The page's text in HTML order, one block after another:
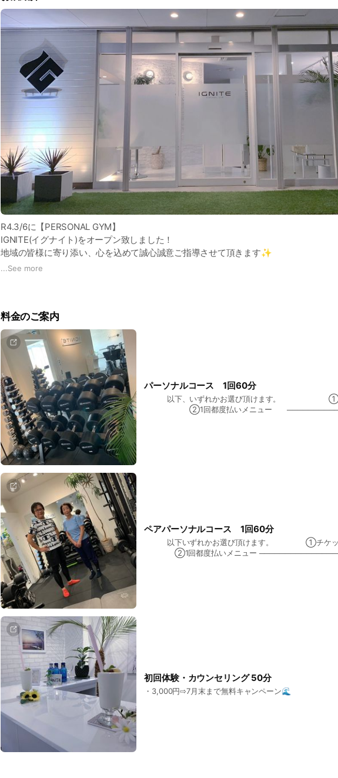
R4.3/6に【PERSONAL GYM】
IGNITE(イグナイト)をオープン致しました！
地域の皆様に寄り添い、心を込めて誠心誠意ご指導させて頂きます✨
どんな身体の悩みでも1度お聞かせ下さい。
初回無料カウンセリング&無料トレーニングもしております💪
ご連絡お待ち致しております☺️
〜マインド「意識」を変えれば身体は変わる✨
...See more
料金のご案内
パーソナルコース 1回60分
以下、いずれかお選び頂けます。 ①チケ
②1回都度払いメニュー
ペアパーソナルコース 1回60分
以下いずれかお選び頂けます。 ①チケット
②1回都度払いメニュー
初回体験・カウンセリング 50分
・3,000円⇨7月末まで無料キャンペーン🌊